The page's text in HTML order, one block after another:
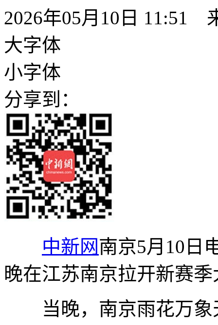
2026年05月10日 11:51
大字体
小字体
分享到：
中新网南京5月10日
晚在江苏南京拉开新赛
当晚，南京雨花万象